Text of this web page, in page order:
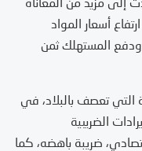
إلى مزيد من المعاناة
أسعار المواد
ودفع المستهلك ثمن
التي تعصف بالبلاد، في
الضريبية
ضريبة باهضه، كما